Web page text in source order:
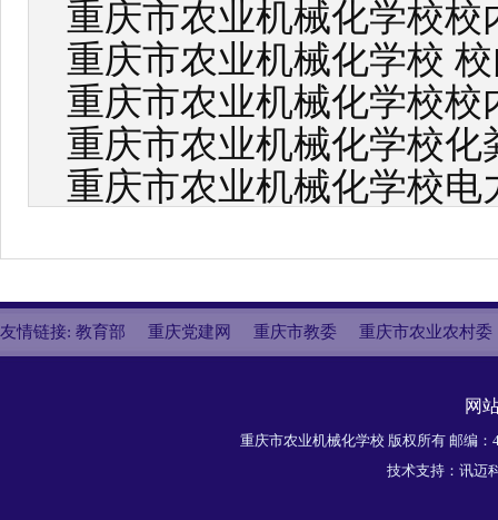
重庆市农业机械化学校校
重庆市农业机械化学校
重庆市农业机械化学校校
重庆市农业机械化学校化
重庆市农业机械化学校电
友情链接: 教育部 重庆党建网 重庆市教委 重庆市农业农村委
网
重庆市农业机械化学校 版权所有 邮编：
技术支持： 讯迈